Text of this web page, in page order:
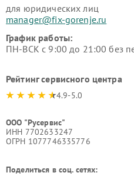
для юридических лиц
manager@fix-gorenje.ru
График работы:
ПН-ВСК с 9:00 до 21:00 без
Рейтинг сервисного центра
4.9-5.0
ООО "Русервис"
ИНН 7702633247
ОГРН 1077746335776
Поделиться в соц. сетях: